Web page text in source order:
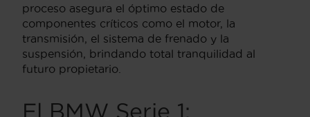
proceso asegura el óptimo estado de
componentes críticos como el motor, la
transmisión, el sistema de frenado y la
suspensión, brindando total tranquilidad al
futuro propietario.
El BMW Serie 1: